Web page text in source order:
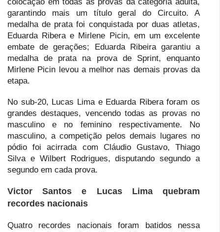
garantindo mais um título geral do Circuito. A
medalha de prata foi conquistada por duas atletas,
Eduarda Ribera e Mirlene Picin, em um excelente
embate de gerações; Eduarda Ribeira garantiu a
medalha de prata na prova de Sprint, enquanto
Mirlene Picin levou a melhor nas demais provas da
etapa.
No sub-20, Lucas Lima e Eduarda Ribera foram os
grandes destaques, vencendo todas as provas no
masculino e no feminino respectivamente. No
masculino, a competição pelos demais lugares no
pódio foi acirrada com Cláudio Gustavo, Thiago
Silva e Wilbert Rodrigues, disputando segundo a
segundo em cada prova.
Victor Santos e Lucas Lima quebram
recordes nacionais
Quatro recordes nacionais foram batidos nessa